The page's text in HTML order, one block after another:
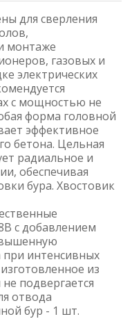
для сверления
монтаже
газовых и
электрических
с мощностью не
форма головной
эффективное
бетона. Цельная
радиальное и
обеспечивая
бура. Хвостовик
с добавлением
при интенсивных
из
подвергается
отвода
бур - 1 шт.